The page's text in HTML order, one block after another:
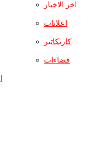
اخر الاخبار
اعلانات
كاريكاتير
فضاءات